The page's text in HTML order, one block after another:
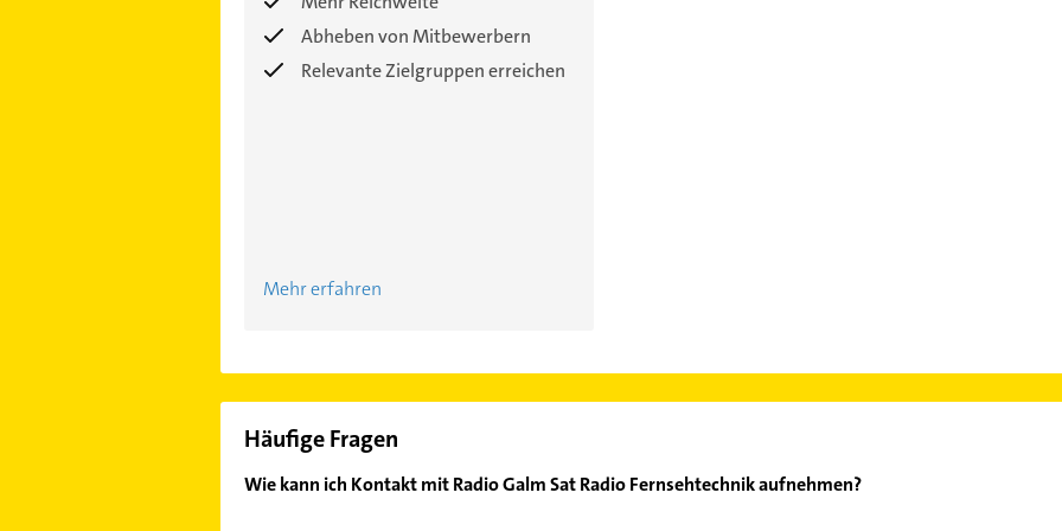
Abheben von Mitbewerbern
Relevante Zielgruppen erreichen
Mehr erfahren
Häufige Fragen
Wie kann ich Kontakt mit Radio Galm Sat Radio Fernsehtechnik aufnehmen?